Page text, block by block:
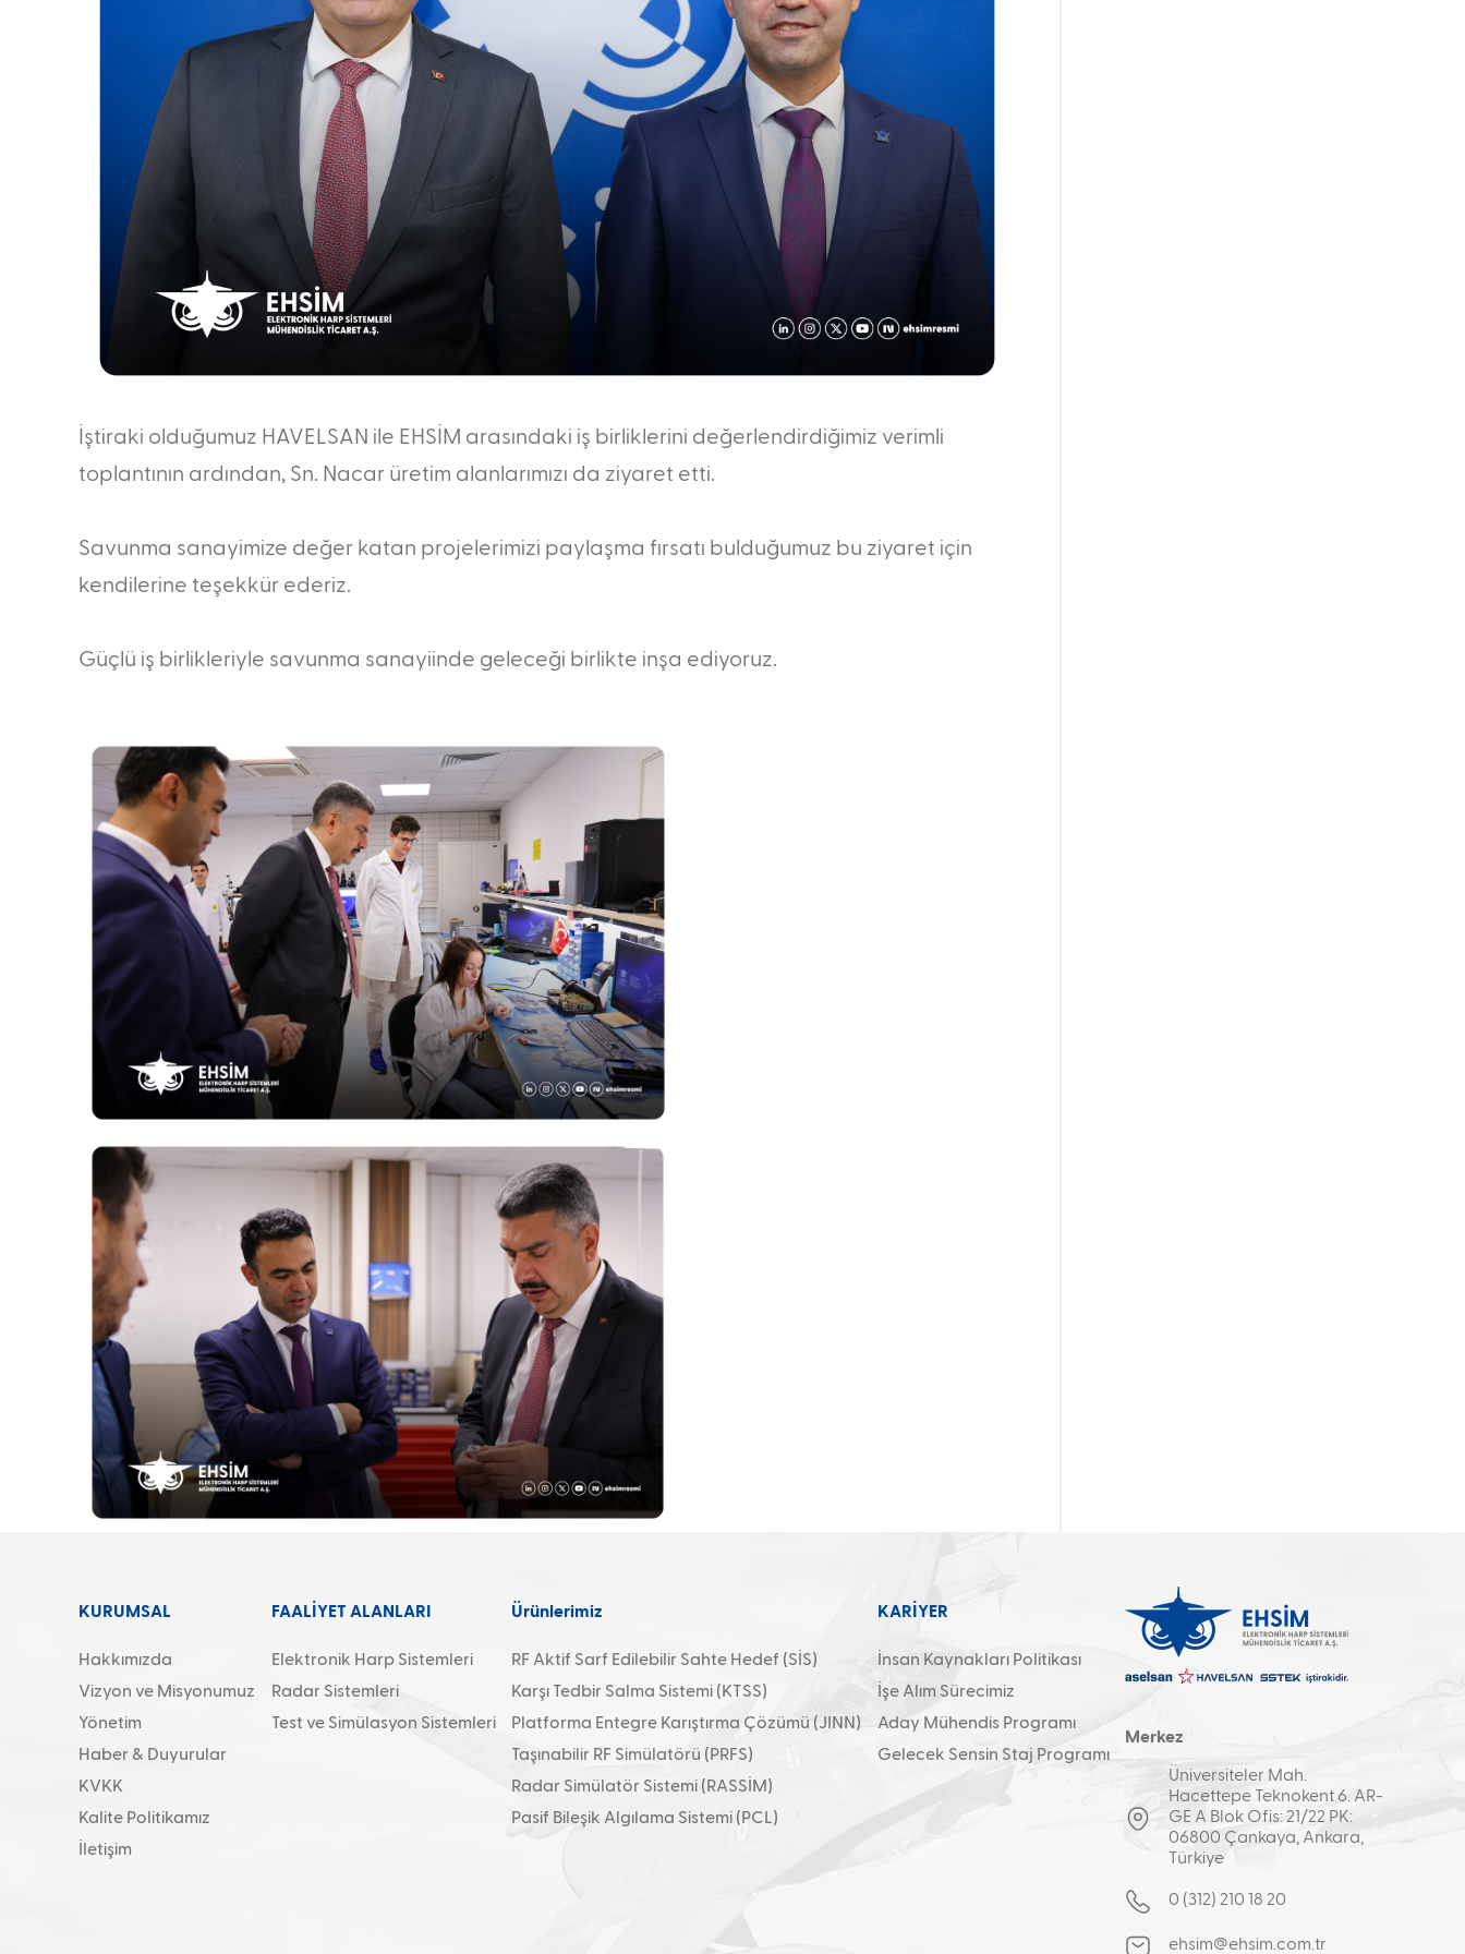
Ara
İştiraki olduğumuz HAVELSAN ile EHSİM arasındaki iş birliklerini değerlendirdiğimiz verimli
toplantının ardından, Sn. Nacar üretim alanlarımızı da ziyaret etti.
Savunma sanayimize değer katan projelerimizi paylaşma fırsatı bulduğumuz bu ziyaret için
kendilerine teşekkür ederiz.
Güçlü iş birlikleriyle savunma sanayiinde geleceği birlikte inşa ediyoruz.
KURUMSAL
Hakkımızda
Vizyon ve Misyonumuz
Yönetim
Haber & Duyurular
KVKK
Kalite Politikamız
İletişim
FAALİYET ALANLARI
Elektronik Harp Sistemleri
Radar Sistemleri
Test ve Simülasyon Sistemleri
Ürünlerimiz
RF Aktif Sarf Edilebilir Sahte Hedef (SİS)
Karşı Tedbir Salma Sistemi (KTSS)
Platforma Entegre Karıştırma Çözümü (JINN)
Taşınabilir RF Simülatörü (PRFS)
Radar Simülatör Sistemi (RASSİM)
Pasif Bileşik Algılama Sistemi (PCL)
KARİYER
İnsan Kaynakları Politikası
İşe Alım Sürecimiz
Aday Mühendis Programı
Gelecek Sensin Staj Programı
Merkez
Üniversiteler Mah.
Hacettepe Teknokent 6. AR-
GE A Blok Ofis: 21/22 PK:
06800 Çankaya, Ankara,
Türkiye
0 (312) 210 18 20
ehsim@ehsim.com.tr